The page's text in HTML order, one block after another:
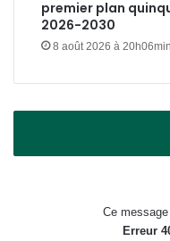
premier plan
2026-2030
8 août 2026 à 20h06min
Ce
Erreur